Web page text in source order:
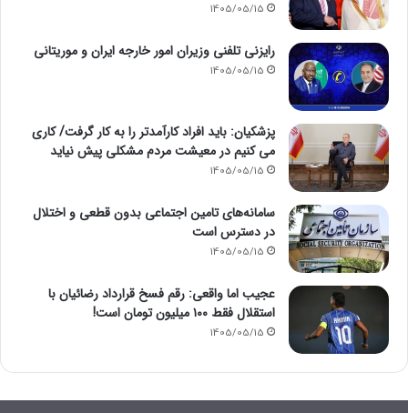
1405/05/15
رایزنی تلفنی وزیران امور خارجه ایران و موریتانی
1405/05/15
پزشکیان: باید افراد کارآمدتر را به کار گرفت/ کاری
می کنیم در معیشت مردم مشکلی پیش نیاید
1405/05/15
سامانه‌های تامین اجتماعی بدون قطعی و اختلال
در دسترس است
1405/05/15
عجیب اما واقعی: رقم فسخ قرارداد رضائیان با
استقلال فقط ۱۰۰ میلیون تومان است!
1405/05/15